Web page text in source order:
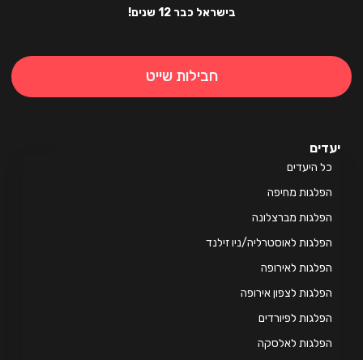
בישראל כבר 12 שנים!
חבילות שייט
היעדים
מחיפה
מברצלונה
לאוסטרליה/ניו זילנד
לאירופה
לצפון אירופה
לפיורדים
לאלסקה